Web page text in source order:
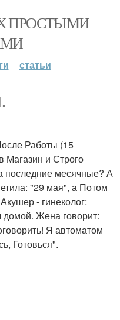
ПРОСТЫМИ
статьи
Работы (15
Магазин и Строго
последние месячные? А
"29 мая", а Потом
- гинеколог:
Жена говорит:
Я автоматом
Готовься".